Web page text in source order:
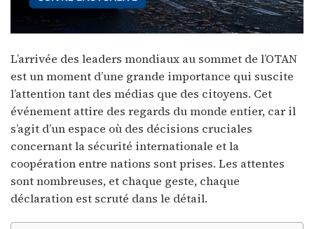
L’arrivée des leaders mondiaux au sommet de l’OTAN
est un moment d’une grande importance qui suscite
l’attention tant des médias que des citoyens. Cet
événement attire des regards du monde entier, car il
s’agit d’un espace où des décisions cruciales
concernant la sécurité internationale et la
coopération entre nations sont prises. Les attentes
sont nombreuses, et chaque geste, chaque
déclaration est scruté dans le détail.